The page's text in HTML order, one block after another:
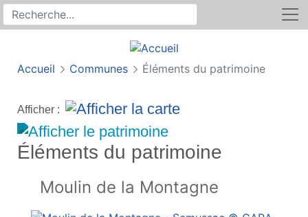
Recherche sur le site
Rechercher
Accueil Communes Éléments du patrimoine
Afficher :
Éléments du patrimoine
Moulin de la Montagne